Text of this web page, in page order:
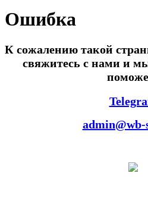
Ошибка
К сожалению такой
свяжитесь с нами и